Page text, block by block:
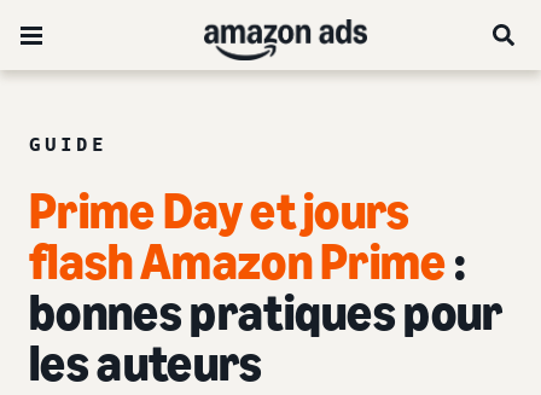
GUIDE
Prime Dayet jours
flash Amazon Prime:
bonnes pratiques pour
les auteurs